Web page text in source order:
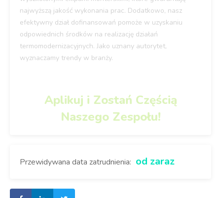
najwyższą jakość wykonania prac. Dodatkowo, nasz
efektywny dział dofinansowań pomoże w uzyskaniu
odpowiednich środków na realizację działań
termomodernizacyjnych. Jako uznany autorytet,
wyznaczamy trendy w branży.
Aplikuj i Zostań Częścią
Naszego Zespołu!
Przewidywana data zatrudnienia: od zaraz